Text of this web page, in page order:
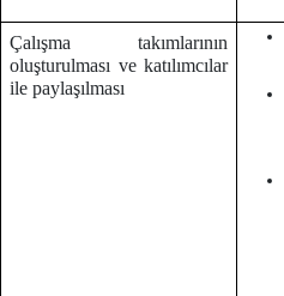
Çalışma takımlarının
oluşturulması ve katılımcılar
ile paylaşılması